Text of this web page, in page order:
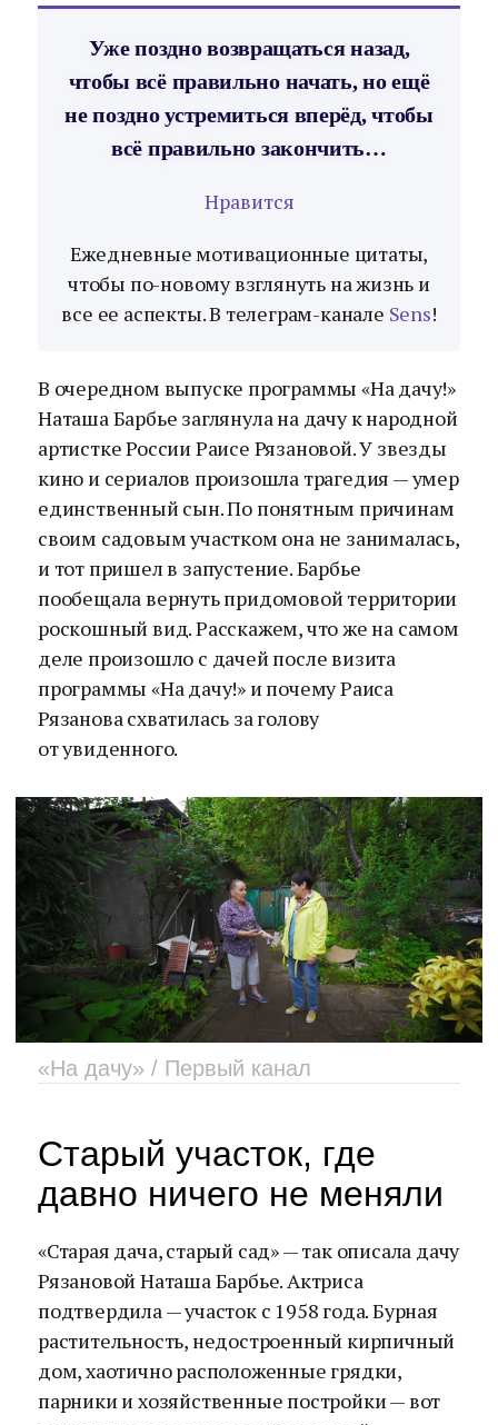
Уже поздно возвращаться назад,
чтобы всё правильно начать, но ещё
не поздно устремиться вперёд, чтобы
всё правильно закончить…
Нравится
Ежедневные мотивационные цитаты,
чтобы по-новому взглянуть на жизнь и
все ее аспекты. В телеграм-канале Sens!
В очередном выпуске программы «На дачу!»
Наташа Барбье заглянула на дачу к народной
артистке России Раисе Рязановой. У звезды
кино и сериалов произошла трагедия — умер
единственный сын. По понятным причинам
своим садовым участком она не занималась,
и тот пришел в запустение. Барбье
пообещала вернуть придомовой территории
роскошный вид. Расскажем, что же на самом
деле произошло с дачей после визита
программы «На дачу!» и почему Раиса
Рязанова схватилась за голову
от увиденного.
«На дачу» / Первый канал
Старый участок, где
давно ничего не меняли
«Старая дача, старый сад» — так описала дачу
Рязановой Наташа Барбье. Актриса
подтвердила — участок с 1958 года. Бурная
растительность, недостроенный кирпичный
дом, хаотично расположенные грядки,
парники и хозяйственные постройки — вот